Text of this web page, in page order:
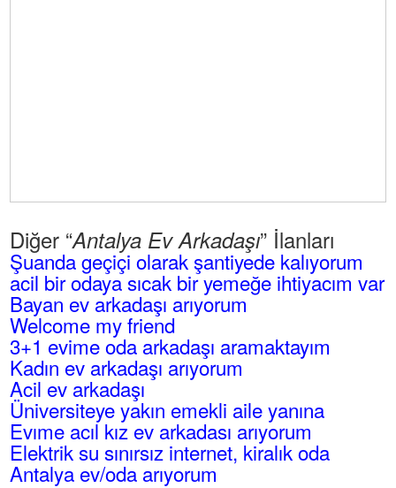
Diğer “Antalya Ev Arkadaşı” İlanları
Şuanda geçiçi olarak şantiyede kalıyorum
acil bir odaya sıcak bir yemeğe ihtiyacım var
Bayan ev arkadaşı arıyorum
Welcome my friend
3+1 evime oda arkadaşı aramaktayım
Kadın ev arkadaşı arıyorum
Acil ev arkadaşı
Üniversiteye yakın emekli aile yanına
Evıme acıl kız ev arkadası arıyorum
Elektrik su sınırsız internet, kiralık oda
Antalya ev/oda arıyorum